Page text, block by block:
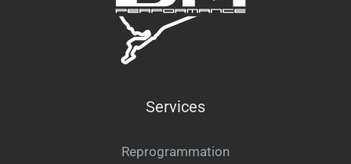
Services
Reprogrammation